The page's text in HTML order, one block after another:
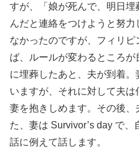
すが、「娘が死んで、明日
んだと連絡をつけようと努
なかったのですが、フィリピ
ば、ルールが変わるところ
に埋葬したあと、夫が到着
いますが、それに対して夫
妻を抱きしめます。その後、
た、妻は Survivor’s day で
話に例えて話します。